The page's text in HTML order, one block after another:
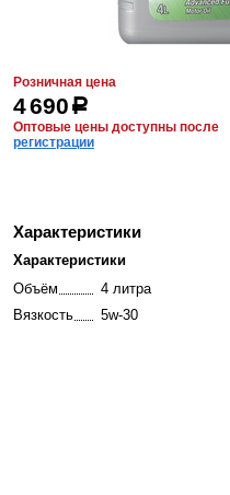
Розничная цена
4 690р
Оптовые цены доступны после
регистрации
Характеристики
Характеристики
Объём
4 литра
Вязкость
5w-30